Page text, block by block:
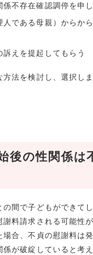
係不存在確認調停を申
人である母親）からか
訴えを提起してもらう
法を検討し、選択しま
後の性関係は
の間で子どもができて
謝料請求される可能性
場合、不貞の慰謝料は
が破綻していると考